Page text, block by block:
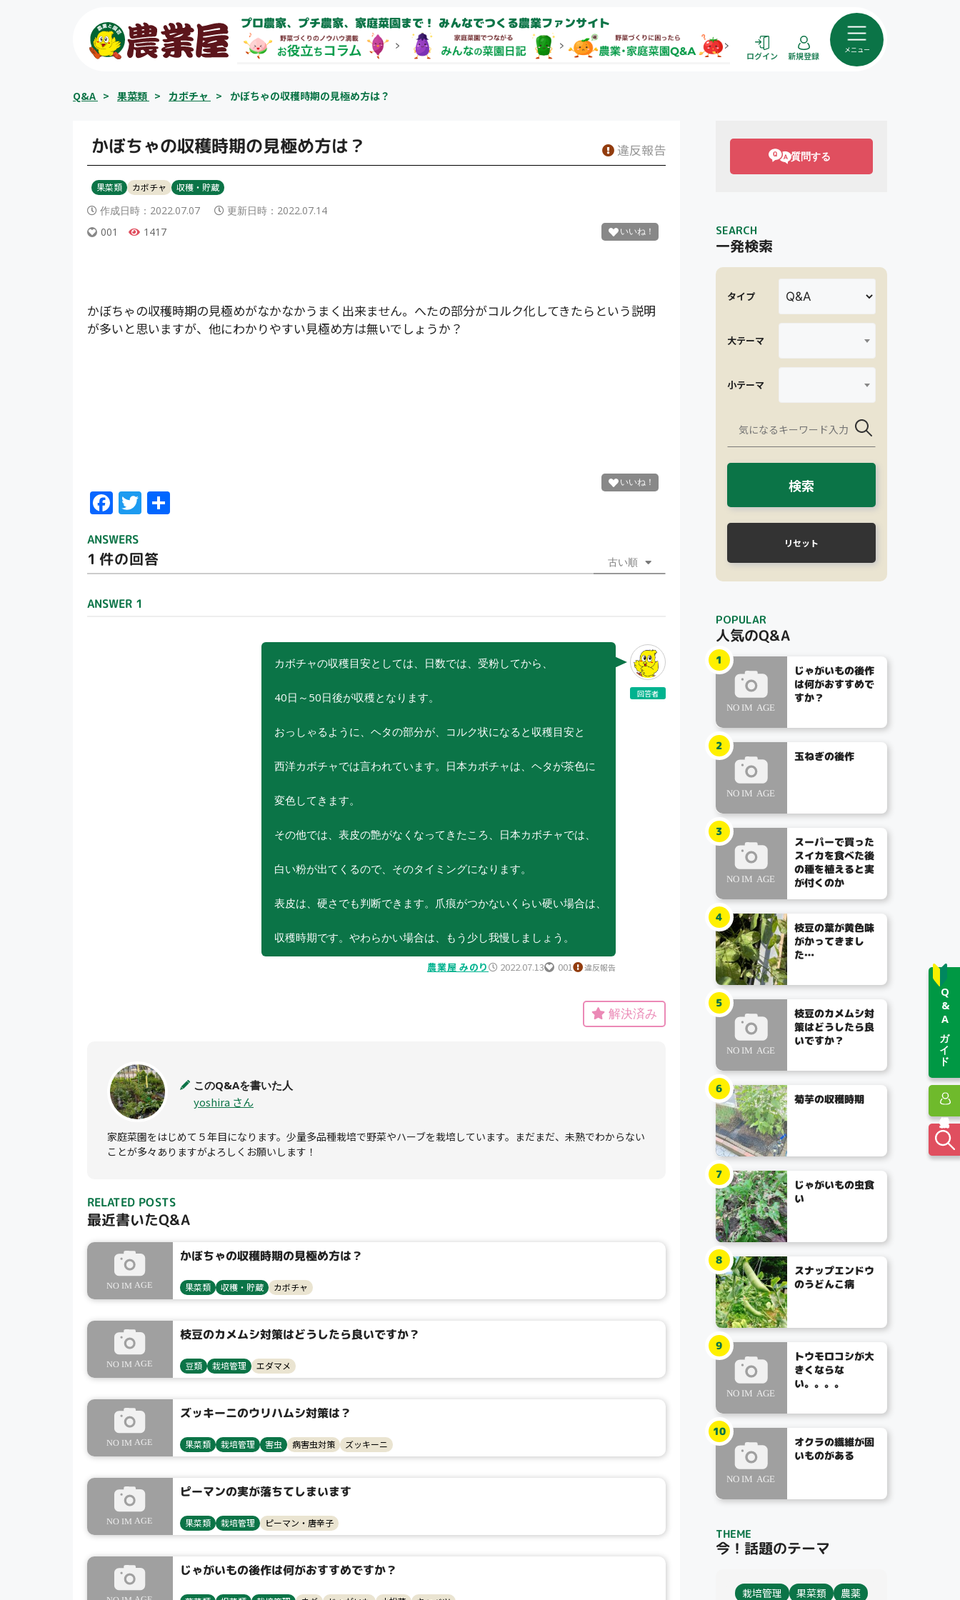
Q&Aガイド
小テーマ
プロ農家、プチ農家、家庭菜園まで！ みんなでつくる農業ファンサイト
ログイン 新規登録
メニュー
Q&A > 果菜類 > カボチャ > かぼちゃの収穫時期の見極め方は？
かぼちゃの収穫時期の見極め方は？ 違反報告
果菜類 カボチャ 収穫・貯蔵
作成日時： 2022.07.07 更新日時： 2022.07.14
001
1417
かぼちゃの収穫時期の見極めがなかなかうまく出来ません。へたの部分がコルク化してきたらという説明
が多いと思いますが、他にわかりやすい見極め方は無いでしょうか？
F
e
b
o
o
T
itt
er
ANSWERS
1 件の回答 古い順
ANSWER 1
カボチャの収穫目安としては、日数では、受粉してから、
40日～50日後が収穫となります。
おっしゃるように、ヘタの部分が、コルク状になると収穫目安と
西洋カボチャでは言われています。日本カボチャは、ヘタが茶色に
変色してきます。
その他では、表皮の艶がなくなってきたころ、日本カボチャでは、
白い粉が出てくるので、そのタイミングになります。
表皮は、硬さでも判断できます。爪痕がつかないくらい硬い場合は、
収穫時期です。やわらかい場合は、もう少し我慢しましょう。
農業屋 みのり 2022.07.13 001 違反報告
回答者
解決済み
このQ&Aを書いた人
yoshira さん
家庭菜園をはじめて５年目になります。少量多品種栽培で野菜やハーブを栽培しています。まだまだ、未熟でわからない
ことが多々ありますがよろしくお願いします！
RELATED POSTS
最近書いたQ&A
かぼちゃの収穫時期の見極め方は？
果菜類 収穫・貯蔵 カボチャ
枝豆のカメムシ対策はどうしたら良いですか？
豆類 栽培管理 エダマメ
ズッキーニのウリハムシ対策は？
果菜類 栽培管理 害虫 病害虫対策 ズッキーニ
ピーマンの実が落ちてしまいます
果菜類 栽培管理 ピーマン・唐辛子
じゃがいもの後作は何がおすすめですか？
質問する
SEARCH
一発検索
タイプ
大テーマ
小テーマ
検索
リセット
POPULAR
人気のQ&A
じゃがいもの後作
は何がおすすめで
すか？
1
玉ねぎの後作
2
スーパーで買った
スイカを食べた後
の種を植えると実
が付くのか
3
枝豆の葉が黄色味
がかってきまし
た…
4
枝豆のカメムシ対
策はどうしたら良
いですか？
5
菊芋の収穫時期
6
じゃがいもの虫食
い
7
スナップエンドウ
のうどんこ病
8
トウモロコシが大
きくならな
い。。。。
9
オクラの繊維が固
いものがある
10
THEME
今！話題のテーマ
栽培管理 果菜類
農薬